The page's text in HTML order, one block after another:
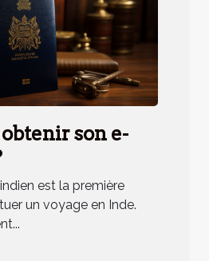
son e-
est la première
un voyage en Inde.